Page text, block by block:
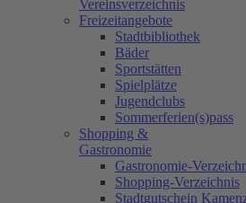
Vereinsverzeichnis
Freizeitangebote
Stadtbibliothek
Bäder
Sportstätten
Spielplätze
Jugendclubs
Sommerferien(s)pass
Shopping &
Gastronomie
Gastronomie-
Shopping-Verzeichnis
Stadtgutschein